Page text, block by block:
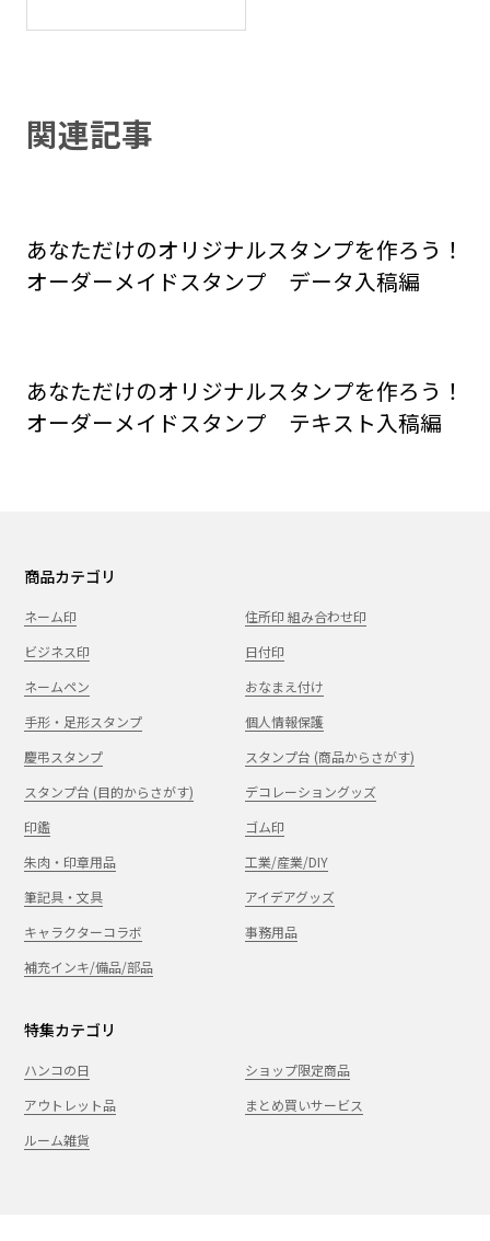
関連記事
あなただけのオリジナルスタンプを作ろう！
オーダーメイドスタンプ データ入稿編
あなただけのオリジナルスタンプを作ろう！
オーダーメイドスタンプ テキスト入稿編
商品カテゴリ
ネーム印
住所印 組み合わせ印
ビジネス印
日付印
ネームペン
おなまえ付け
手形・足形スタンプ
個人情報保護
慶弔スタンプ
スタンプ台 (商品からさがす)
スタンプ台 (目的からさがす)
デコレーショングッズ
印鑑
ゴム印
朱肉・印章用品
工業/産業/DIY
筆記具・文具
アイデアグッズ
キャラクターコラボ
事務用品
補充インキ/備品/部品
特集カテゴリ
ハンコの日
ショップ限定商品
アウトレット品
まとめ買いサービス
ルーム雑貨